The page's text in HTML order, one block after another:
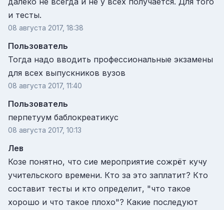
и тесты.
08 августа 2017, 18:38
Пользователь
Тогда надо вводить профессиональные экзамены
для всех выпускников вузов
08 августа 2017, 11:40
Пользователь
перпетуум баблокреатикус
08 августа 2017, 10:13
Лев
Козе понятно, что сие мероприятие сожрёт кучу
учительского времени. Кто за это заплатит? Кто
составит тесты и кто определит, "что такое
хорошо и что такое плохо"? Какие последуют